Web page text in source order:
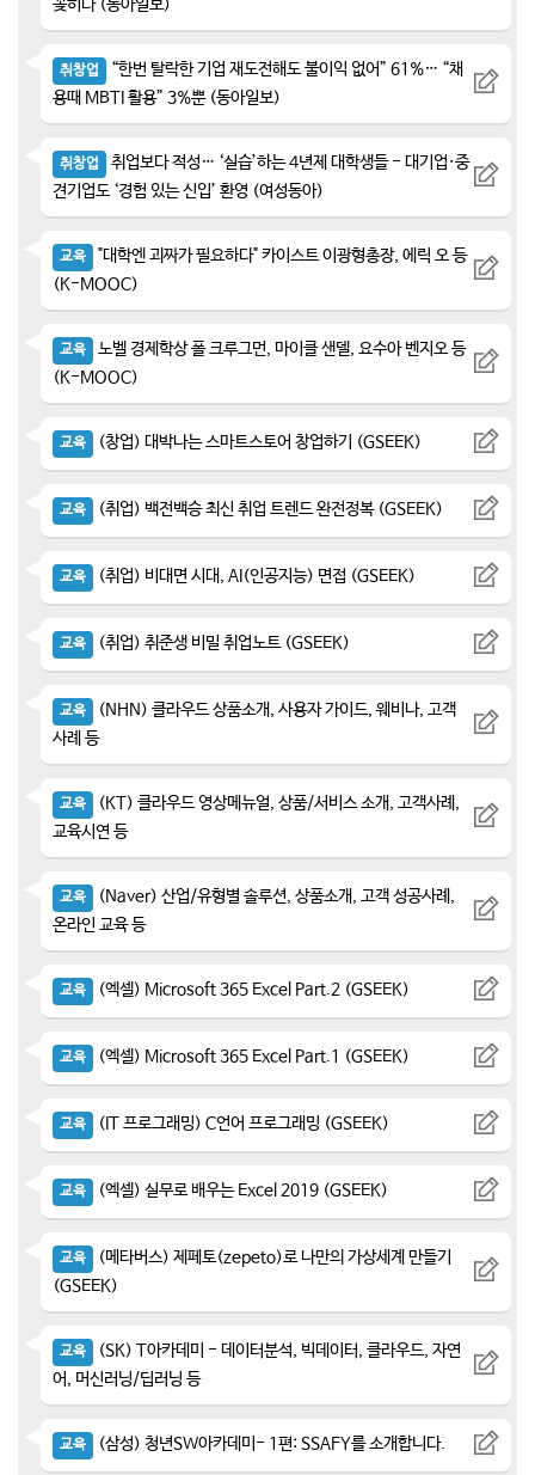
꽂히다 (동아일보)
취창업
“한번 탈락한 기업 재도전해도 불이익 없어” 61%… “채
용때 MBTI 활용” 3%뿐 (동아일보)
취창업
취업보다 적성… ‘실습’하는 4년제 대학생들 - 대기업·중
견기업도 ‘경험 있는 신입’ 환영 (여성동아)
교육
"대학엔 괴짜가 필요하다" 카이스트 이광형총장, 에릭 오 등
(K-MOOC)
교육
노벨 경제학상 폴 크루그먼, 마이클 샌델, 요수아 벤지오 등
(K-MOOC)
교육 (창업) 대박나는 스마트스토어 창업하기 (GSEEK)
교육 (취업) 백전백승 최신 취업 트렌드 완전정복 (GSEEK)
교육 (취업) 비대면 시대, AI(인공지능) 면접 (GSEEK)
교육 (취업) 취준생 비밀 취업노트 (GSEEK)
교육
(NHN) 클라우드 상품소개, 사용자 가이드, 웨비나, 고객
사례 등
교육
(KT) 클라우드 영상메뉴얼, 상품/서비스 소개, 고객사례,
교육시연 등
교육
(Naver) 산업/유형별 솔루션, 상품소개, 고객 성공사례,
온라인 교육 등
교육 (엑셀) Microsoft 365 Excel Part.2 (GSEEK)
교육 (엑셀) Microsoft 365 Excel Part.1 (GSEEK)
교육 (IT 프로그래밍) C언어 프로그래밍 (GSEEK)
교육 (엑셀) 실무로 배우는 Excel 2019 (GSEEK)
교육
(메타버스) 제페토(zepeto)로 나만의 가상세계 만들기
(GSEEK)
교육
(SK) T아카데미 - 데이터분석, 빅데이터, 클라우드, 자연
어, 머신러닝/딥러닝 등
교육 (삼성) 청년SW아카데미- 1편: SSAFY를 소개합니다.